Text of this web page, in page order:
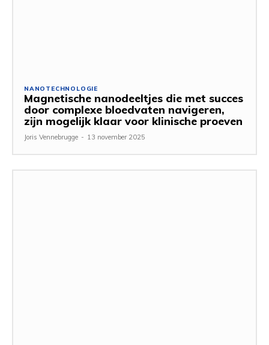
NANOTECHNOLOGIE
Magnetische nanodeeltjes die met succes
door complexe bloedvaten navigeren,
zijn mogelijk klaar voor klinische proeven
Joris Vennebrugge - 13 november 2025